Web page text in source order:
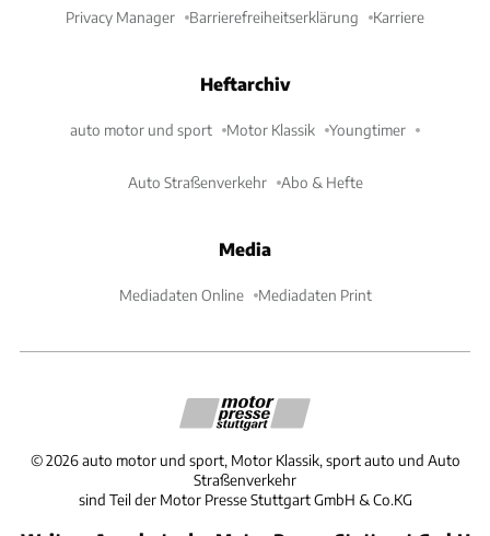
Privacy Manager Barrierefreiheitserklärung Karriere
Heftarchiv
auto motor und sport Motor Klassik Youngtimer
Auto Straßenverkehr Abo & Hefte
Media
Mediadaten Online Mediadaten Print
©2026 auto motor und sport, Motor Klassik, sport auto und Auto
Straßenverkehr
sind Teil der Motor Presse Stuttgart GmbH & Co.KG